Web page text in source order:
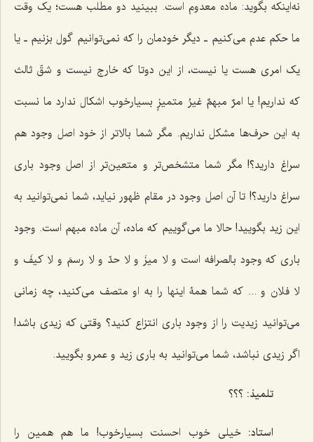
نه‌اینکه بگوید: ماده معدوم است. ببینید دو مطلب هست؛ یک وقت
ما حکم عدم مى‌کنیم ـ دیگر خودمان را که نمى‌توانیم گول بزنیم ـ یا
یک امرى هست یا نیست، از این دوتا که خارج نیست و شقّ ثالث
که نداریم! یا امرٌ مبهمٌ غیرُ متمیزٍ بسیارخوب اشکال ندارد ما نسبت
به این حرف‌ها مشکل نداریم. مگر شما بالاتر از خود اصل وجود هم
سراغ دارید؟! مگر شما متشخص‌تر و متعین‌تر از اصل وجود بارى
سراغ دارید؟! تا آن اصل وجود در مقام ظهور نیاید، شما نمى‌توانید به
این زید بگویید! حالا ما مى‌گوییم که ماده، آن ماده مبهم است. وجود
بارى که وجود بالصرافه است و لا میزَ و لا حدّ و لا رسمَ و لا کیفَ و
لا فلان و ... که شما همۀ اینها را به او متصف مى‌کنید، چه زمانی
می‌توانید زیدیت را از وجود بارى انتزاع کنید؟ وقتى که زیدى باشد!
اگر زیدى نباشد، شما می‌توانید به بارى زید و عمرو بگویید.
تلمیذ: ؟؟؟
استاد:خیلى خوب احسنت بسیارخوب! ما هم همین را